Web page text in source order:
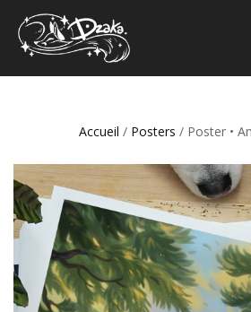
Accueil / Posters / Poster •